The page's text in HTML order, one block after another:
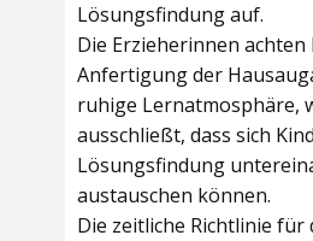
Lösungsfindung auf.
Die Erzieherinnen achten
Anfertigung der
ruhige Lernatmosphäre,
ausschließt, dass sich
Lösungsfindung
austauschen können.
Die zeitliche Richtlinie für